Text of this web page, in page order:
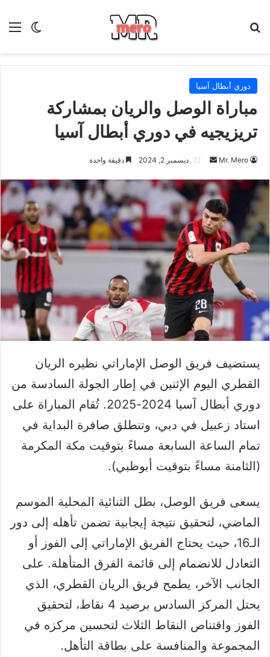
الوضع
دوري أبطال آسيا
مباراة الوصل والريان بمشاركة
تريزيجيه في دوري أبطال آسيا
Mr. Mero
أرسل
إلكترونيا
ديسمبر 2, 2024 دقيقة واحدة
يستضيف فريق الوصل الإماراتي نظيره الريان
القطري اليوم الإثنين في إطار الجولة السادسة من
دوري أبطال آسيا 2024-2025. تُقام المباراة على
استاد زعبيل في دبي، وتنطلق صافرة البداية في
تمام الساعة السابعة مساءً بتوقيت مكة المكرمة
(الثامنة مساءً بتوقيت أبوظبي).
يسعى فريق الوصل، بطل الثنائية المحلية الموسم
الماضي، لتحقيق نتيجة إيجابية تضمن تأهله إلى دور
الـ16، حيث يحتاج الفريق الإماراتي إلى الفوز أو
التعادل للانضمام إلى قائمة الفرق المتأهلة. على
الجانب الآخر، يطمح فريق الريان القطري، الذي
يحتل المركز السادس برصيد 4 نقاط، لتحقيق
الفوز واقتناص النقاط الثلاث لتحسين مركزه في
المجموعة والمنافسة على بطاقة التأهل.